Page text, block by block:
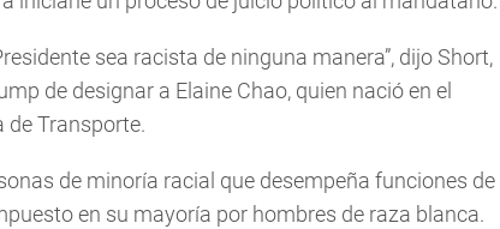
sea racista de ninguna manera”, dijo Short,
de designar a Elaine Chao, quien nació en el
de Transporte.
de minoría racial que desempeña funciones de
en su mayoría por hombres de raza blanca.